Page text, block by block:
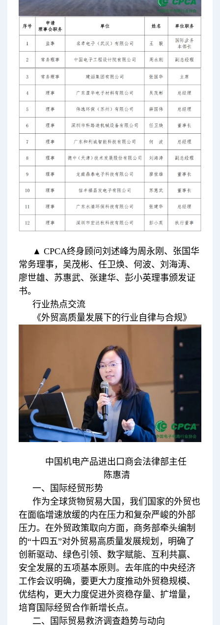
▲ CPCA终身顾问刘述峰为周永刚、张国华
常务理事，吴茂彬、任卫焕、何波、刘海涛、
廖世雄、苏惠武、张建华、彭小英理事颁发证
书。
行业热点交流
《外贸高质量发展下的行业自律与合规》
中国机电产品进出口商会法律部主任
陈惠清
一、国际经贸形势
作为全球货物贸易大国，我们国家的外贸也
在面临增速放缓的内在压力和复杂严峻的外部
压力。在外贸政策取向方面，商务部牵头编制
的“十四五”对外贸易高质量发展规划，明确了
创新驱动、绿色引领、数字赋能、互利共赢、
安全发展的五项基本原则。去年底的中央经济
工作会议明确，要更大力度推动外贸稳规模、
优结构，更大力度促进外资稳存量、扩增量，
培育国际经贸合作新增长点。
二、国际贸易救济调查趋势与动向